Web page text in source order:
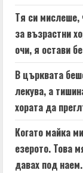
Тя си мислеше,
за възрастни
очи, я остави
В църквата
лекува, а
хората да
Когато майка
езерото. Това
давах под